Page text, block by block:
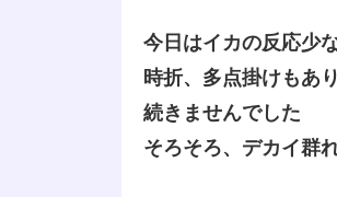
今日はイカの反応少
時折、多点掛けもあ
続きませんでした
そろそろ、デカイ群